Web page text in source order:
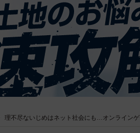
理不尽ないじめはネット社会にも…オンライン